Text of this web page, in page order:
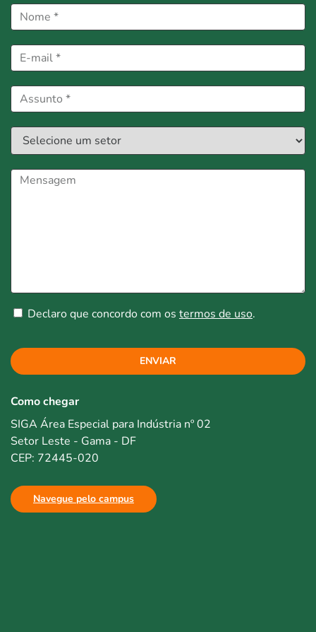
Declaro que concordo com os termos de uso.
ENVIAR
Como chegar
SIGA Área Especial para Indústria nº 02
Setor Leste - Gama - DF
CEP: 72445-020
Navegue pelo campus